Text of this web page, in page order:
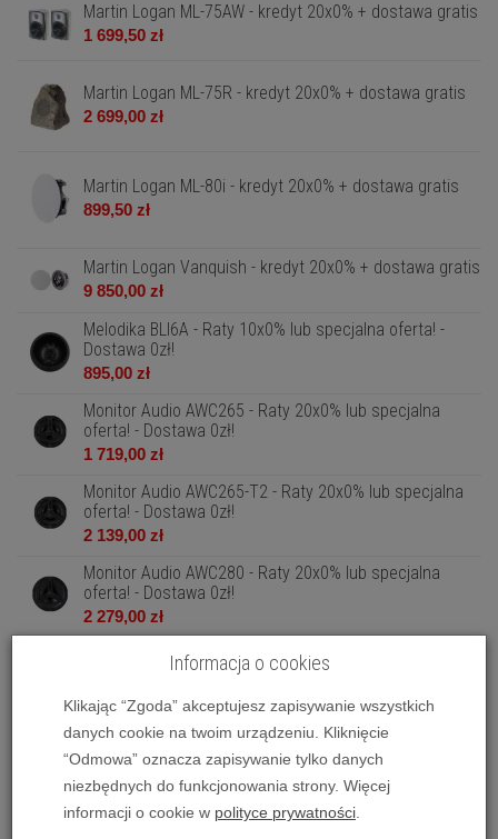
Martin Logan ML-75AW - kredyt 20x0% + dostawa gratis
1 699,50 zł
Martin Logan ML-75R - kredyt 20x0% + dostawa gratis
2 699,00 zł
Martin Logan ML-80i - kredyt 20x0% + dostawa gratis
899,50 zł
Martin Logan Vanquish - kredyt 20x0% + dostawa gratis
9 850,00 zł
Melodika BLI6A - Raty 10x0% lub specjalna oferta! -
Dostawa 0zł!
895,00 zł
Monitor Audio AWC265 - Raty 20x0% lub specjalna
oferta! - Dostawa 0zł!
1 719,00 zł
Monitor Audio AWC265-T2 - Raty 20x0% lub specjalna
oferta! - Dostawa 0zł!
2 139,00 zł
Monitor Audio AWC280 - Raty 20x0% lub specjalna
oferta! - Dostawa 0zł!
2 279,00 zł
Monitor Audio AWC280-T2 - Raty 20x0% lub specjalna
oferta! - Dostawa 0zł!
2 559,00 zł
Monitor Audio C165 - Raty 20x0% lub specjalna oferta! -
Dostawa 0zł!
919,00 zł
Monitor Audio C180 - Raty 20x0% lub specjalna oferta! -
Informacja o cookies
Klikając “Zgoda” akceptujesz zapisywanie wszystkich
danych cookie na twoim urządzeniu. Kliknięcie
“Odmowa” oznacza zapisywanie tylko danych
niezbędnych do funkcjonowania strony. Więcej
informacji o cookie w polityce prywatności